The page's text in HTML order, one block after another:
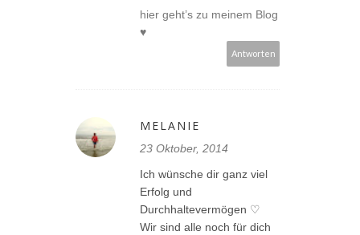
hier geht’s zu meinem Blog
♥
Antworten
MELANIE
23 Oktober, 2014
Ich wünsche dir ganz viel
Erfolg und
Durchhaltevermögen ♡
Wir sind alle noch für dich